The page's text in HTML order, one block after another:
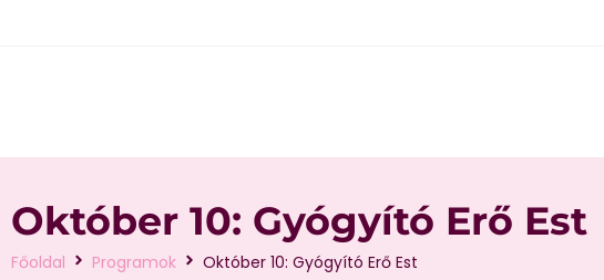
Október 10: Gyógyító Erő Est
Főoldal Programok Október 10: Gyógyító Erő Est